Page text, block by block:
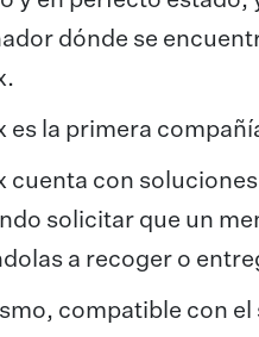
dónde se
es la primera
cuenta con
solicitar que un
a recoger o
compatible con el